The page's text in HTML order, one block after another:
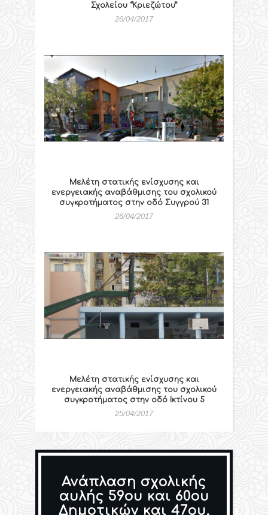
Σχολείου “Κριεζώτου”
26/04/2017
Μελέτη στατικής ενίσχυσης και
ενεργειακής αναβάθμισης του σχολικού
συγκροτήματος στην οδό Συγγρού 31
26/04/2017
Μελέτη στατικής ενίσχυσης και
ενεργειακής αναβάθμισης του σχολικού
συγκροτήματος στην οδό Ικτίνου 5
25/04/2017
Ανάπλαση σχολικής
αυλής 59ου και 60ου
Δημοτικών και 47ου,